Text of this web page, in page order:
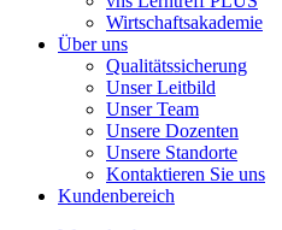
Wirtschaftsakademie
Über uns
Qualitätssicherung
Unser Leitbild
Unser Team
Unsere Dozenten
Unsere Standorte
Kontaktieren Sie uns
Kundenbereich